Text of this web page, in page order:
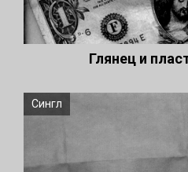
Глянец и
Сингл